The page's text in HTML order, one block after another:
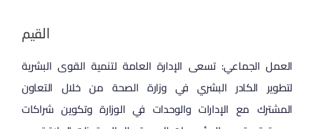
القيم
العمل الجماعي: تسعى الإدارة العامة لتنمية القوى البشرية
لتطوير الكادر البشري في وزارة الصحة من خلال التعاون
المشترك مع الإدارات والوحدات في الوزارة وتكوين شراكات